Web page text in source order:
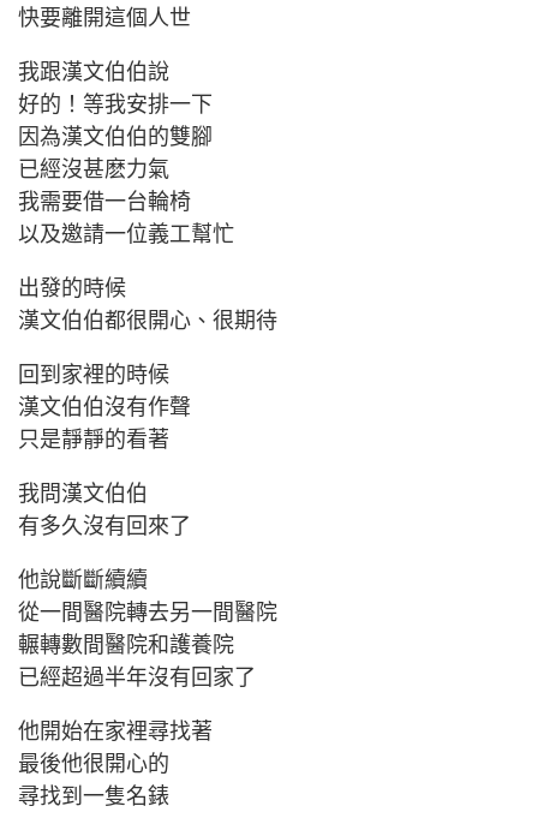
快要離開這個人世
我跟漢文伯伯說
好的！等我安排一下
因為漢文伯伯的雙腳
已經沒甚麽力氣
我需要借一台輪椅
以及邀請一位義工幫忙
出發的時候
漢文伯伯都很開心、很期待
回到家裡的時候
漢文伯伯沒有作聲
只是靜靜的看著
我問漢文伯伯
有多久沒有回來了
他說斷斷續續
從一間醫院轉去另一間醫院
輾轉數間醫院和護養院
已經超過半年沒有回家了
他開始在家裡尋找著
最後他很開心的
尋找到一隻名錶